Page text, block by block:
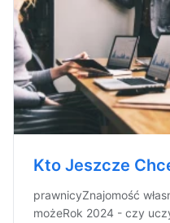
Kto Jeszcze
prawnicyZnajomość
możeRok 2024 - czy